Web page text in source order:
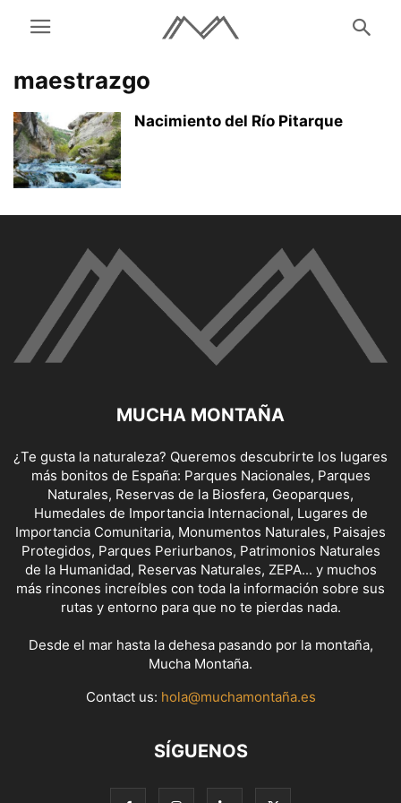
maestrazgo
Nacimiento del Río Pitarque
MUCHA MONTAÑA
¿Te gusta la naturaleza? Queremos descubrirte los lugares
más bonitos de España: Parques Nacionales, Parques
Naturales, Reservas de la Biosfera, Geoparques,
Humedales de Importancia Internacional, Lugares de
Importancia Comunitaria, Monumentos Naturales, Paisajes
Protegidos, Parques Periurbanos, Patrimonios Naturales
de la Humanidad, Reservas Naturales, ZEPA... y muchos
más rincones increíbles con toda la información sobre sus
rutas y entorno para que no te pierdas nada.
Desde el mar hasta la dehesa pasando por la montaña,
Mucha Montaña.
Contact us: hola@muchamontaña.es
SÍGUENOS